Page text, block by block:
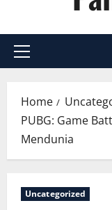
Primary
Home
PUBG: Game
Mendunia
Uncategorized